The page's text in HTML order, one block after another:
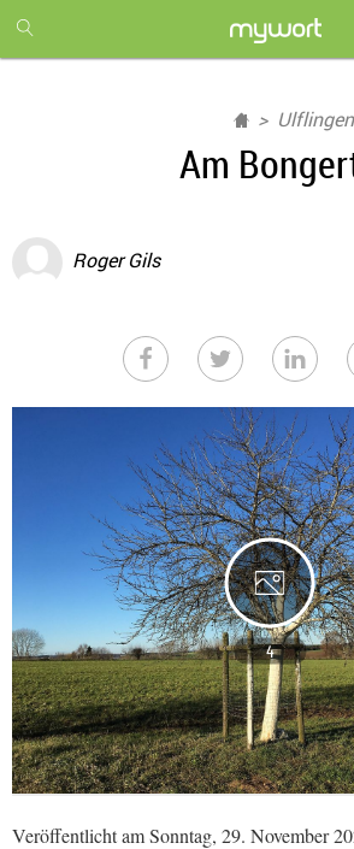
month
free
Ulflingen
Am
Roger Gils
4
Veröffentlicht am Sonntag, 29. November